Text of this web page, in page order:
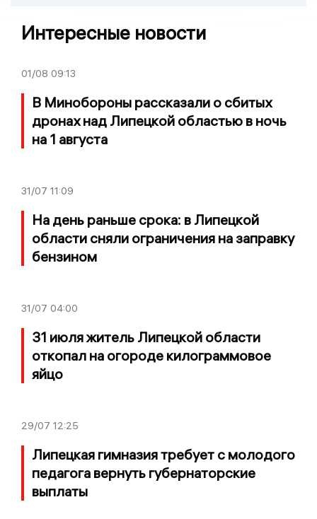
Интересные новости
01/08 09:13
В Минобороны рассказали о сбитых
дронах над Липецкой областью в ночь
на 1 августа
31/07 11:09
На день раньше срока: в Липецкой
области сняли ограничения на заправку
бензином
31/07 04:00
31 июля житель Липецкой области
откопал на огороде килограммовое
яйцо
29/07 12:25
Липецкая гимназия требует с молодого
педагога вернуть губернаторские
выплаты